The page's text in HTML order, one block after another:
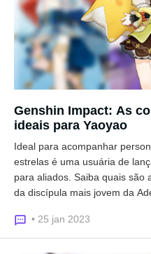
Genshin Impact: As
ideais para Yaoyao
Ideal para acompanhar
estrelas é uma usuária de
para aliados. Saiba quais são
da discípula mais jovem da
• 25 jan 2023